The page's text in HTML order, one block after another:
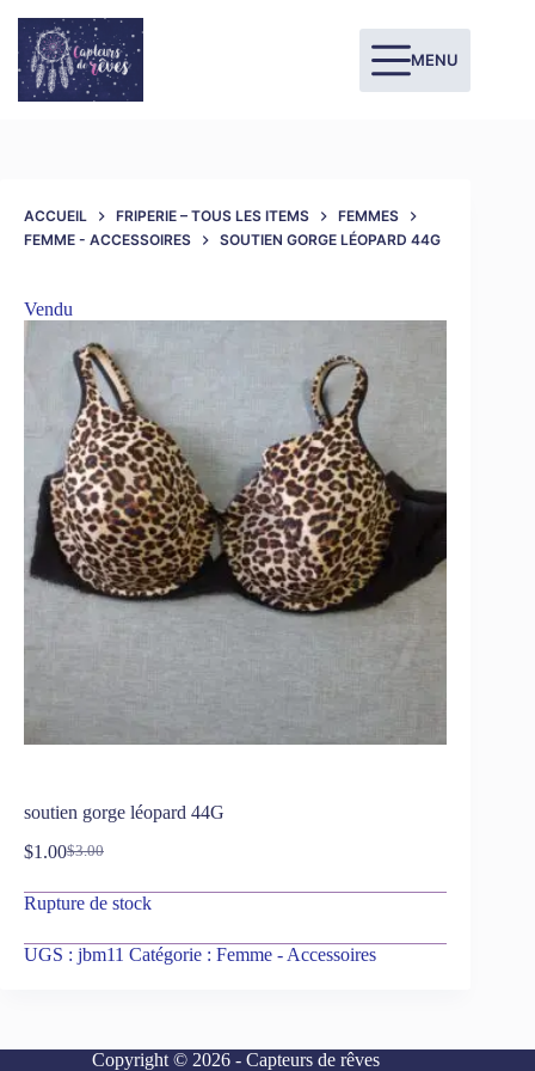
MENU
ACCUEIL FRIPERIE – TOUS LES ITEMS
FEMMES
FEMME - ACCESSOIRES
SOUTIEN GORGE LÉOPARD 44G
Vendu
soutien gorge léopard 44G
$3.00
$1.00
Rupture de stock
UGS : jbm11 Catégorie : Femme - Accessoires
Copyright © 2026 - Capteurs de rêves